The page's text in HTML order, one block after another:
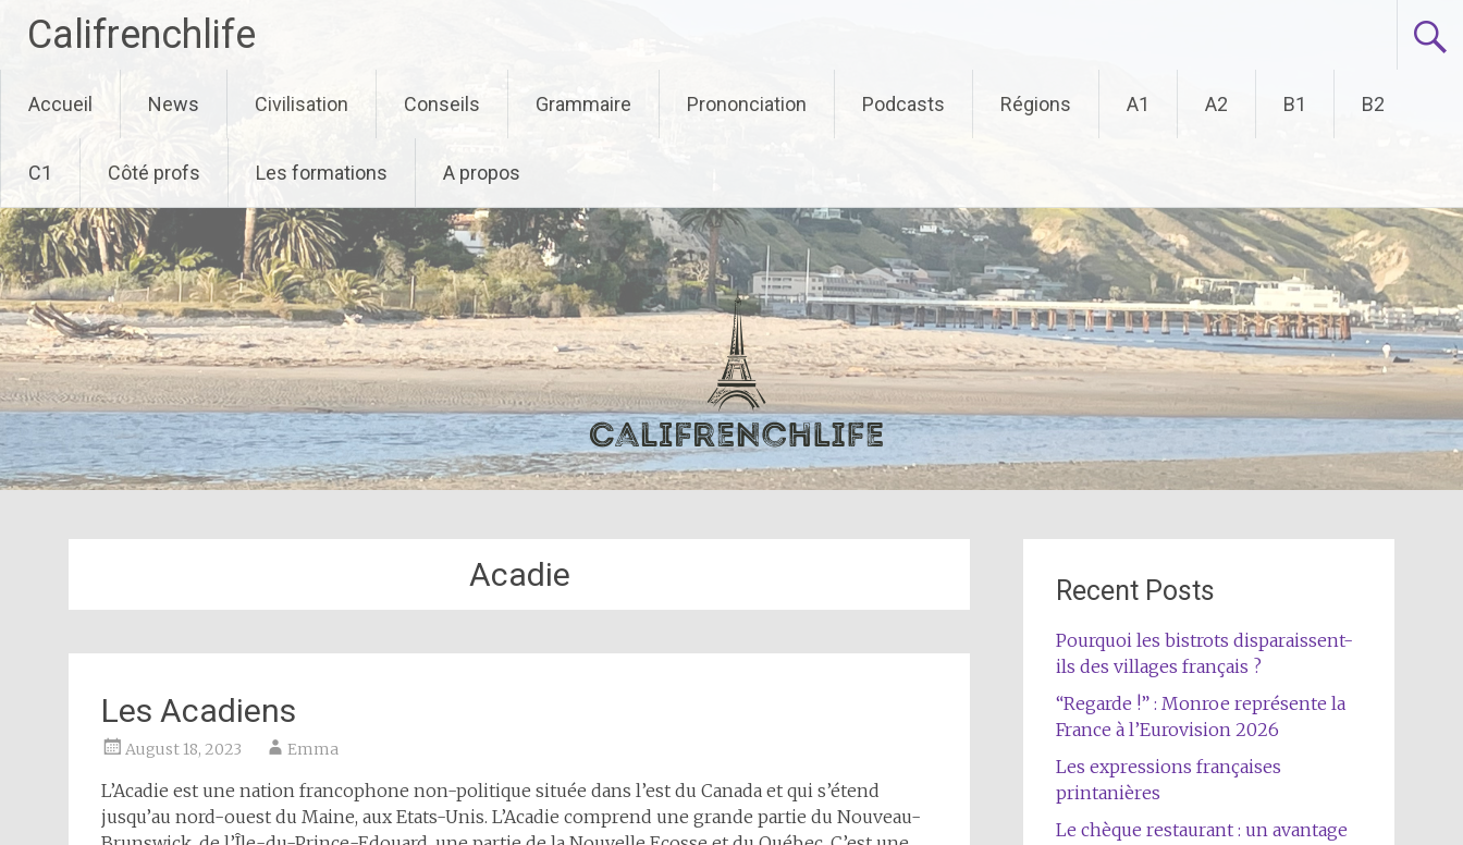
Califrenchlife
to
content
Accueil News Civilisation Conseils Grammaire Prononciation Podcasts Régions A1 A2 B1 B2
C1 Côté profs Les formations A propos
Acadie
Les Acadiens
August 18, 2023 Emma
L’Acadie est une nation francophone non-politique située dans l’est du Canada et qui s’étend
jusqu’au nord-ouest du Maine, aux Etats-Unis. L’Acadie comprend une grande partie du Nouveau-
Recent Posts
Pourquoi les bistrots disparaissent-
ils des villages français ?
“Regarde !” : Monroe représente la
France à l’Eurovision 2026
Les expressions françaises
printanières
Le chèque restaurant : un avantage